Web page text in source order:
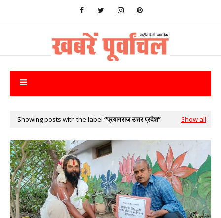
Showing posts with the label प्रयागराज उत्तर प्रदेश Show all